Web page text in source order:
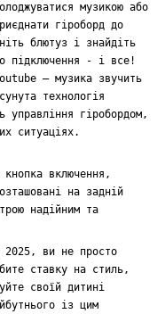
музикою або
гіроборд до
блютуз і знайдіть
підключення - і все!
– музика звучить
технологія
управління гіробордом,
ситуаціях.
включення,
на задній
надійним та
2025, ви не просто
ставку на стиль,
своїй дитині
із цим